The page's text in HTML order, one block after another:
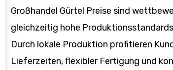
Großhandel Gürtel Preise sind
gleichzeitig hohe
Durch lokale Produktion profitieren
Lieferzeiten, flexibler Fertigung und